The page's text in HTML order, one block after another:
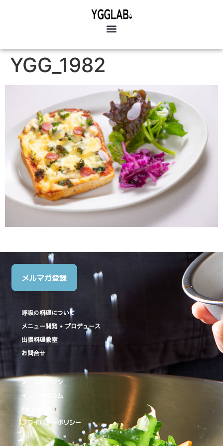
YGG_1982
メルマガ登録
呼吸の料理について
メニュー開発 + プロデュース
出張料理教室
お問合せ
メールマガジン
インスタグラム
facebook
プライバシーポリシー